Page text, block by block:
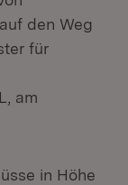
den Weg
für
am
in Höhe